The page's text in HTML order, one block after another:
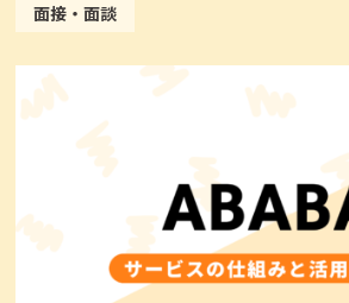
面接・面談